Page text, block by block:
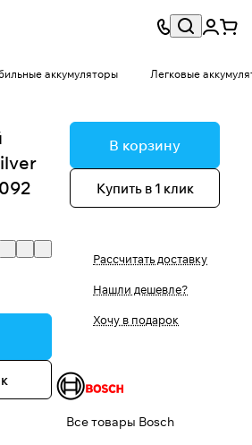
аккумуляторы Легковые
В корзину
Купить в 1 клик
Рассчитать доставку
Нашли дешевле?
Хочу в подарок
Все товары Bosch